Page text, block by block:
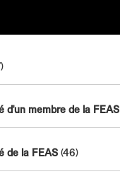
d'un membre de la FEAS
de la FEAS (46)